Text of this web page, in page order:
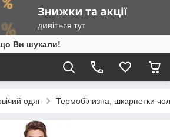
Ви шукали!
одяг Термобілизна, шкарпетки